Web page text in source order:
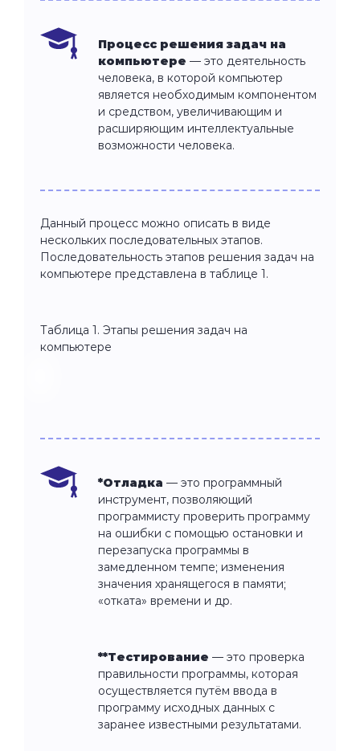
Процесс решения задач на
компьютере — это деятельность
человека, в которой компьютер
является необходимым компонентом
и средством, увеличивающим и
расширяющим интеллектуальные
возможности человека.
Данный процесс можно описать в виде
нескольких последовательных этапов.
Последовательность этапов решения задач на
компьютере представлена в таблице 1.
Таблица 1. Этапы решения задач на
компьютере
*Отладка — это программный
инструмент, позволяющий
программисту проверить программу
на ошибки с помощью остановки и
перезапуска программы в
замедленном темпе; изменения
значения хранящегося в памяти;
«отката» времени и др.
**Тестирование — это проверка
правильности программы, которая
осуществляется путём ввода в
программу исходных данных с
заранее известными результатами.